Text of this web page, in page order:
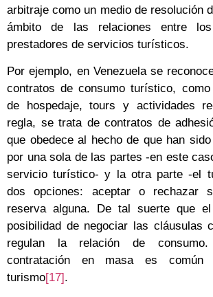
arbitraje como un medio de resolución
ámbito de las relaciones entre
prestadores de servicios turísticos.
Por ejemplo, en Venezuela se
contratos de consumo turístico,
de hospedaje, tours y actividades
regla, se trata de contratos de
que obedece al hecho de que han
por una sola de las partes -en este
servicio turístico- y la otra parte -el
dos opciones: aceptar o rechazar
reserva alguna. De tal suerte que
posibilidad de negociar las cláusulas
regulan la relación de
contratación en masa es
turismo[17] .